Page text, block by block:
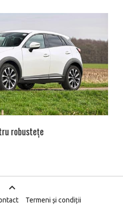
robustețe
Termeni și condiții